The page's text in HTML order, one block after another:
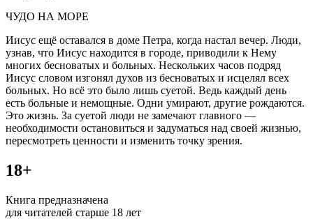
ЧУДО НА МОРЕ
Иисус ещё оставался в доме Петра, когда настал вечер. Люди,
узнав, что Иисус находится в городе, приводили к Нему
многих бесноватых и больных. Нескольких часов подряд
Иисус словом изгонял духов из бесноватых и исцелял всех
больных. Но всё это было лишь суетой. Ведь каждый день
есть больные и немощные. Одни умирают, другие рождаются.
Это жизнь. За суетой люди не замечают главного —
необходимости остановиться и задуматься над своей жизнью,
пересмотреть ценности и изменить точку зрения.
18+
Книга предназначена
для читателей старше 18 лет